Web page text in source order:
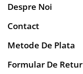
Despre Noi
Contact
Metode De Plata
Formular De Retur